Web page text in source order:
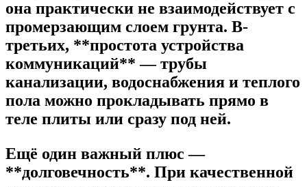
она практически не взаимодействует с
промерзающим слоем грунта. В-
третьих, **простота устройства
коммуникаций** — трубы
канализации, водоснабжения и теплого
пола можно прокладывать прямо в
теле плиты или сразу под ней.
Ещё один важный плюс —
**долговечность**. При качественной